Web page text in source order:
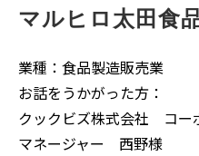
マルヒロ太田食
業種：食品製造販売業
お話をうかがった方：
クックビズ株式会社 コー
マネージャー 西野様